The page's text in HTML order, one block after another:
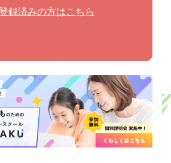
録済みの方はこちら